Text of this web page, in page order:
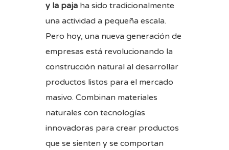
y la paja ha sido tradicionalmente
una actividad a pequeña escala.
Pero hoy, una nueva generación de
empresas está revolucionando la
construcción natural al desarrollar
productos listos para el mercado
masivo. Combinan materiales
naturales con tecnologías
innovadoras para crear productos
que se sienten y se comportan